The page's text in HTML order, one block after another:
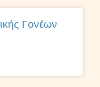
Γονέων